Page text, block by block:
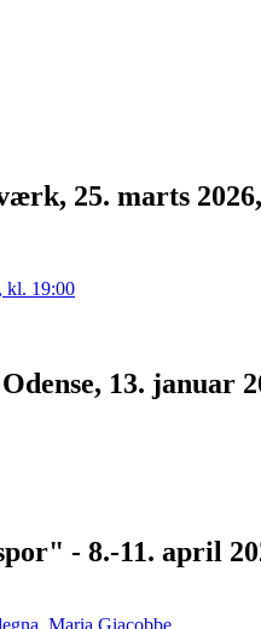
25. marts
13. januar
- 8.-11. april